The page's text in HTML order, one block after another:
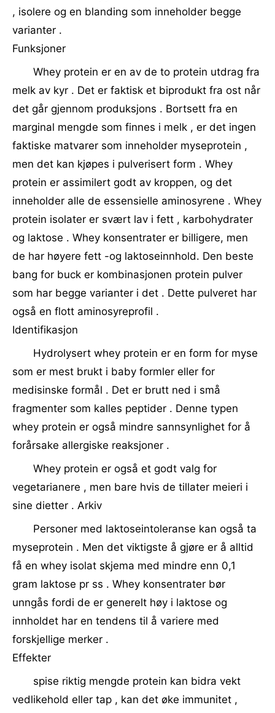
, isolere og en blanding som inneholder begge
varianter .
Funksjoner
Whey protein er en av de to protein utdrag fra
melk av kyr . Det er faktisk et biprodukt fra ost når
det går gjennom produksjons . Bortsett fra en
marginal mengde som finnes i melk , er det ingen
faktiske matvarer som inneholder myseprotein ,
men det kan kjøpes i pulverisert form . Whey
protein er assimilert godt av kroppen, og det
inneholder alle de essensielle aminosyrene . Whey
protein isolater er svært lav i fett , karbohydrater
og laktose . Whey konsentrater er billigere, men
de har høyere fett -og laktoseinnhold. Den beste
bang for buck er kombinasjonen protein pulver
som har begge varianter i det . Dette pulveret har
også en flott aminosyreprofil .
Identifikasjon
Hydrolysert whey protein er en form for myse
som er mest brukt i baby formler eller for
medisinske formål . Det er brutt ned i små
fragmenter som kalles peptider . Denne typen
whey protein er også mindre sannsynlighet for å
forårsake allergiske reaksjoner .
Whey protein er også et godt valg for
vegetarianere , men bare hvis de tillater meieri i
sine dietter . Arkiv
Personer med laktoseintoleranse kan også ta
myseprotein . Men det viktigste å gjøre er å alltid
få en whey isolat skjema med mindre enn 0,1
gram laktose pr ss . Whey konsentrater bør
unngås fordi de er generelt høy i laktose og
innholdet har en tendens til å variere med
forskjellige merker .
Effekter
spise riktig mengde protein kan bidra vekt
vedlikehold eller tap , kan det øke immunitet ,